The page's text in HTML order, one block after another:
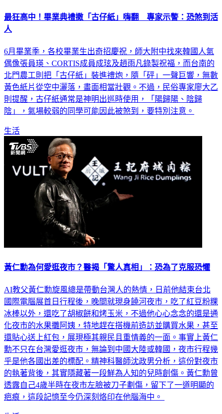
最狂高中！畢業典禮撒「古仔紙」嗨翻 專家示警：恐煞到活
人
6月畢業季，各校畢業生出奇招慶祝，師大附中找來韓國人氣
偶像張員瑛、CORTIS成員成玹及趙雨凡錄製祝福，而台南的
北門農工則把「古仔紙」裝進禮炮，隨「砰」一聲巨響，無數
黃色紙片從空中灑落，畫面相當壯觀。不過，民俗專家廖大乙
則提醒，古仔紙通常是神明出巡時使用，「陽歸陽、陰歸
陰」，氣場較弱的同學可能因此被煞到，要特別注意。
生活
黃仁勳為何愛逛夜市？醫揭「驚人真相」：恐為了克服恐懼
AI教父黃仁勳旋風總是帶動台灣人的熱情，日前他結束台北
國際電腦展首日行程後，晚間就現身饒河夜市，吃了紅豆粉粿
冰棒以外，還吃了胡椒餅和烤玉米，不過他心心念念的還是通
化夜市的水果攤阿姨，特地趕在搭機前造訪並購買水果，甚至
還貼心送上紅包，展現極其親民且重情義的一面。事實上黃仁
勳不只在台灣愛逛夜市，無論到中國大陸或韓國，夜市行程幾
乎是他各國出差的標配。精神科醫師沈政男分析，這份對夜市
的執著背後，其實隱藏著一段鮮為人知的兒時創傷。黃仁勳曾
透露自己4歲半時在夜市左臉被刀子劃傷，留下了一道明顯的
疤痕，這段記憶至今仍深刻烙印在他腦海中。